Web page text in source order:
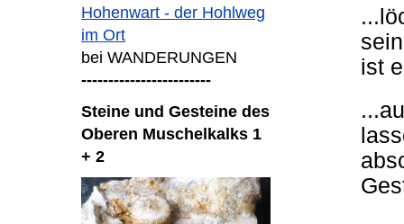
Hohenwart - der Hohlweg
im Ort
bei WANDERUNGEN
------------------------
Steine und Gesteine des
Oberen Muschelkalks 1
+ 2
ist